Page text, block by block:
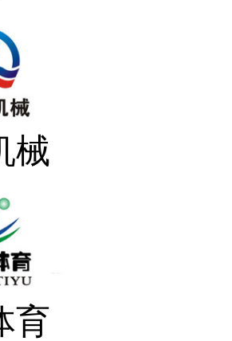
械
育